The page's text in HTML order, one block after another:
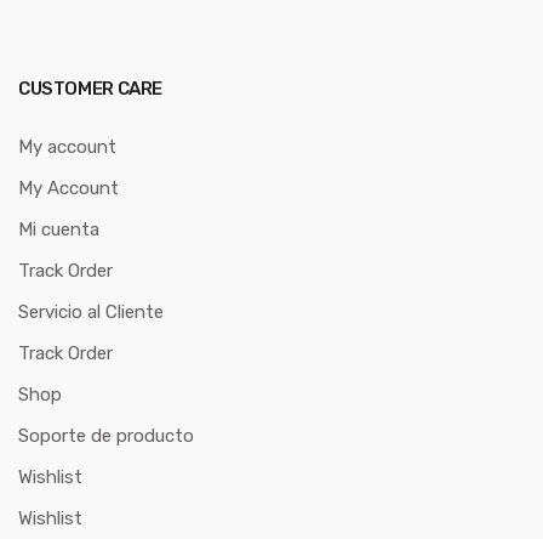
CUSTOMER CARE
My account
My Account
Mi cuenta
Track Order
Servicio al Cliente
Track Order
Shop
Soporte de producto
Wishlist
Wishlist